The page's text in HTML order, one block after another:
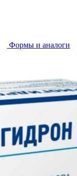
Формы и аналоги